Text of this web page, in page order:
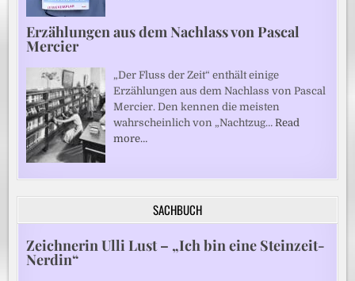
Erzählungen aus dem Nachlass von Pascal
Mercier
„Der Fluss der Zeit“ enthält einige
Erzählungen aus dem Nachlass von Pascal
Mercier. Den kennen die meisten
wahrscheinlich von „Nachtzug…Read
more…
SACHBUCH
Zeichnerin Ulli Lust – „Ich bin eine Steinzeit-
Nerdin“